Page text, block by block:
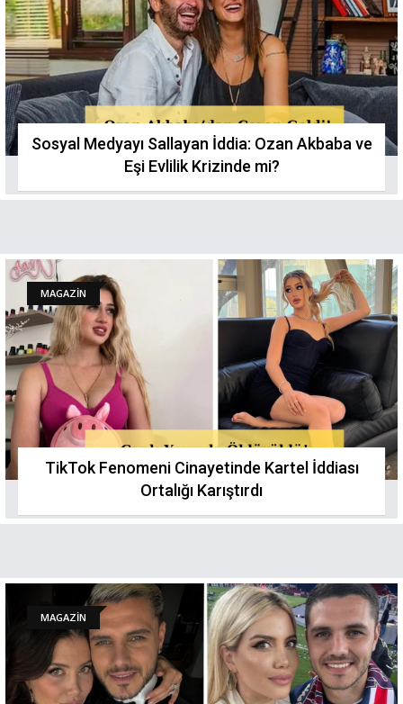
Sosyal Medyayı Sallayan İddia: Ozan Akbaba ve
Eşi Evlilik Krizinde mi?
MAGAZİN
TikTok Fenomeni Cinayetinde Kartel İddiası
Ortalığı Karıştırdı
MAGAZİN